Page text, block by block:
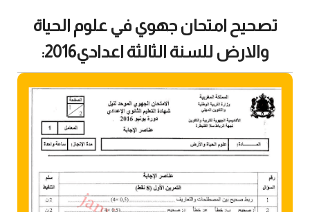
تصحيح امتحان جهوي في علوم الحياة
والارض للسنة الثالثة اعدادي2016: